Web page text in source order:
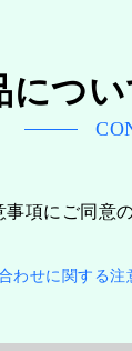
につ
項にご同意
わせに関する注